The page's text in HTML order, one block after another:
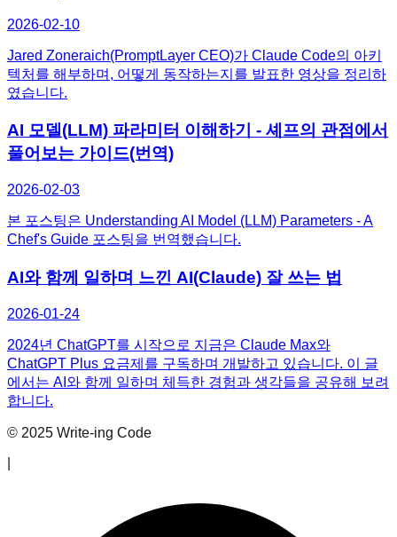
2026-02-10
Jared Zoneraich(PromptLayer CEO)가 Claude Code의 아키
텍처를 해부하며, 어떻게 동작하는지를 발표한 영상을 정리하
였습니다.
AI 모델(LLM) 파라미터 이해하기 - 셰프의 관점에서
풀어보는 가이드(번역)
2026-02-03
본 포스팅은 Understanding AI Model (LLM) Parameters - A
Chef's Guide 포스팅을 번역했습니다.
AI와 함께 일하며 느낀 AI(Claude) 잘 쓰는 법
2026-01-24
2024년 ChatGPT를 시작으로 지금은 Claude Max와
ChatGPT Plus 요금제를 구독하며 개발하고 있습니다. 이 글
에서는 AI와 함께 일하며 체득한 경험과 생각들을 공유해 보려
합니다.
© 2025 Write-ing Code